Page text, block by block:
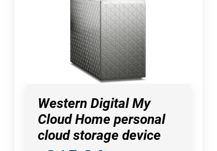
Western Digital My
Cloud Home personal
cloud storage device